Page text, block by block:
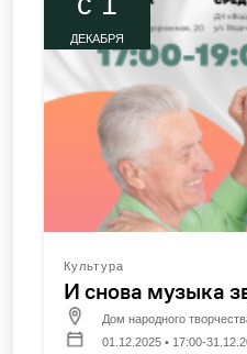
ДЕКАБРЯ
Культура
И снова музыка
Дом народного
01.12.2025 • 17:00-